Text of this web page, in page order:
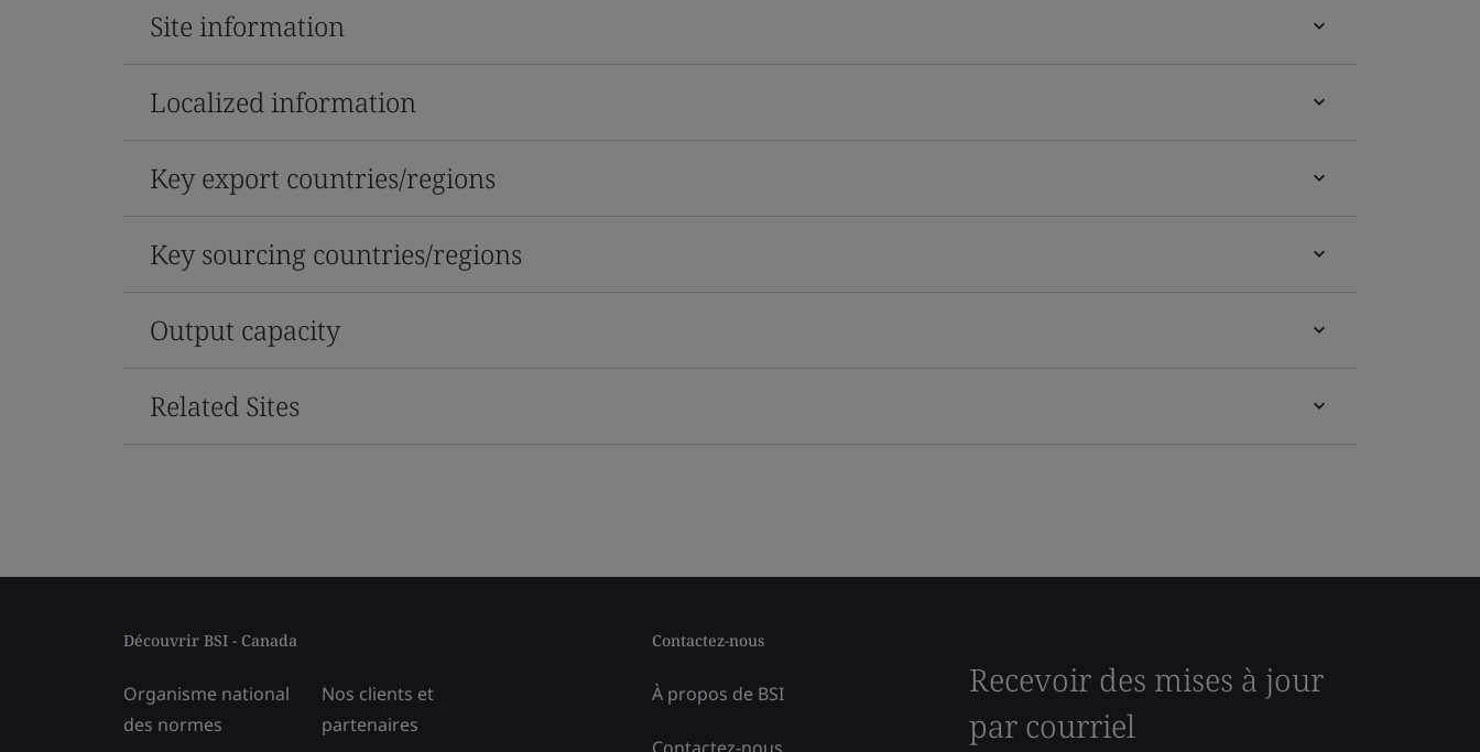
Site information
Localized information
Key export countries/regions
Key sourcing countries/regions
Output capacity
Related Sites
Découvrir BSI - Canada
Organisme national
des normes
Nos clients et
partenaires
Contactez-nous
À propos de BSI
Recevoir des mises à jour
par courriel